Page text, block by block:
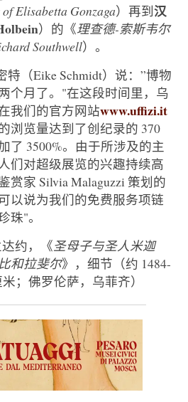
Elisabetta Gonzaga）再到汉
）的《理查德-索斯韦尔
Southwell）。
（Eike Schmidt）说：”博物
个月了。"在这段时间里，乌
我们的官方网站www.uffizi.it
浏览量达到了创纪录的 370
了 3500%。由于所涉及的主
们对超级展览的兴趣持续高
赏家 Silvia Malaguzzi 策划的
以说为我们的免费服务项链
珠"。
约，《圣母子与圣人米迦
和拉斐尔》，细节（约 1484-
；佛罗伦萨，乌菲齐）